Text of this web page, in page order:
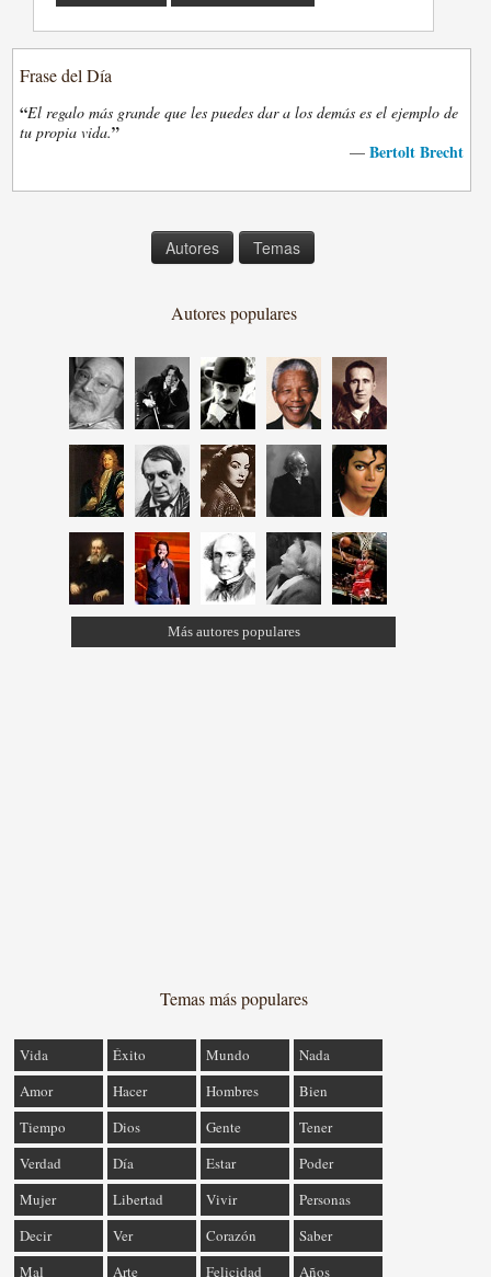
Frase del Día
“El regalo más grande que les puedes dar a los demás es el ejemplo de
tu propia vida.”
— Bertolt Brecht
Autores Temas
Autores populares
Más autores populares
Temas más populares
Vida Éxito Mundo
Nada
Amor
Hacer Hombres
Bien
Tiempo
Dios Gente
Tener
Verdad
Día Estar
Poder
Mujer
Libertad Vivir
Personas
Decir
Ver Corazón
Saber
Mal
Arte Felicidad Años